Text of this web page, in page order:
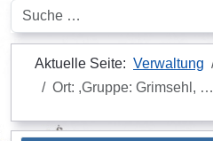
Suchen
Aktuelle Seite: Verwaltung
Ort: ,Gruppe: Grimsehl, …